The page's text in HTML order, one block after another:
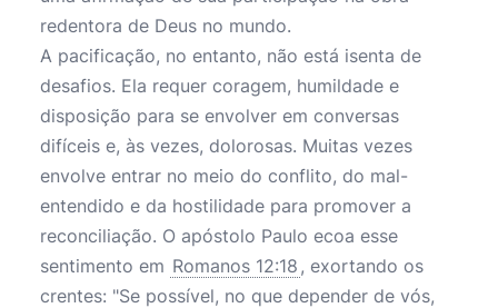
redentora de Deus no mundo.
A pacificação, no entanto, não está isenta de
desafios. Ela requer coragem, humildade e
disposição para se envolver em conversas
difíceis e, às vezes, dolorosas. Muitas vezes
envolve entrar no meio do conflito, do mal-
entendido e da hostilidade para promover a
reconciliação. O apóstolo Paulo ecoa esse
sentimento em Romanos 12:18 , exortando os
crentes: "Se possível, no que depender de vós,